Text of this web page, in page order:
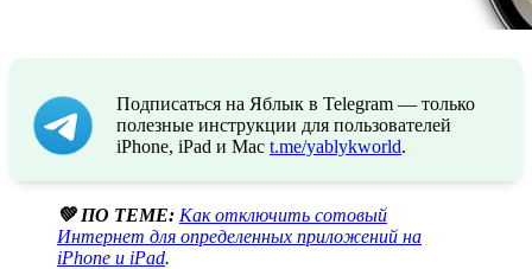
Подписаться на Яблык в Telegram — только
полезные инструкции для пользователей
iPhone, iPad и Mac t.me/yablykworld.
💚 ПО ТЕМЕ: Как отключить сотовый
Интернет для определенных приложений на
iPhone и iPad.